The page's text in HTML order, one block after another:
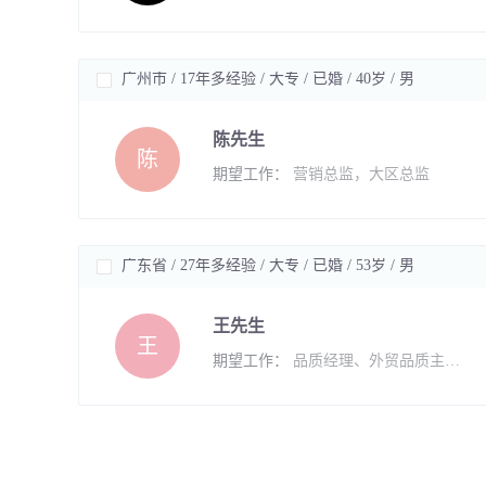
广州市 / 17年多经验 / 大专 / 已婚 / 40岁 / 男
陈
陈先生
期望工作： 营销总监，大区总监
广东省 / 27年多经验 / 大专 / 已婚 / 53岁 / 男
王
王先生
期望工作： 品质经理、外贸品质主管,外贸验货QC